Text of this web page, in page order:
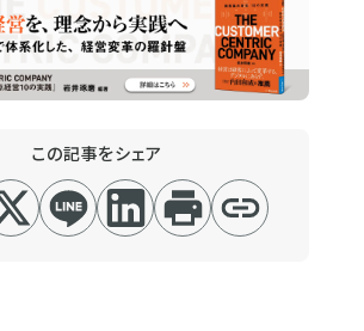
この記事をシェア